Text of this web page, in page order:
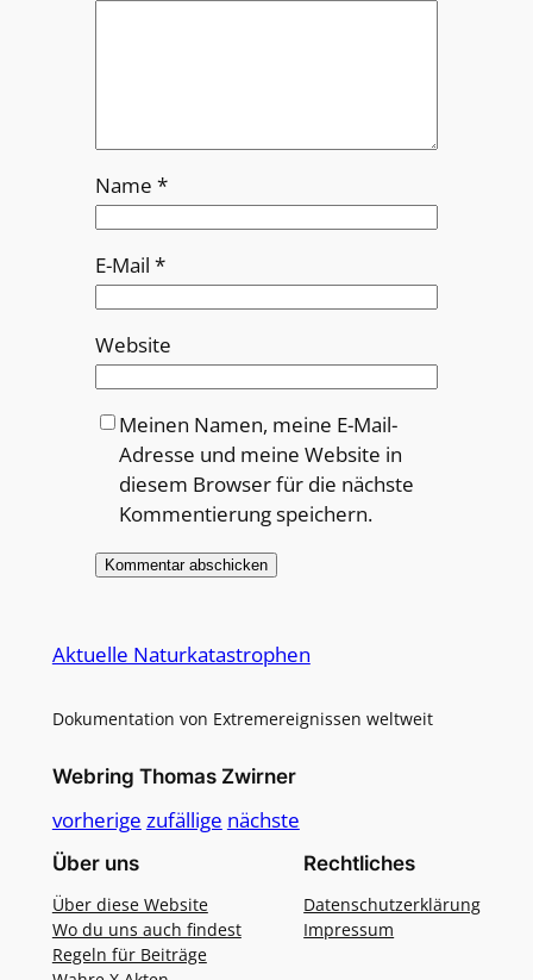
Name *
E-Mail *
Website
Meinen Namen, meine E-Mail-
Adresse und meine Website in
diesem Browser für die nächste
Kommentierung speichern.
Aktuelle Naturkatastrophen
Dokumentation von Extremereignissen weltweit
Webring Thomas Zwirner
vorherige zufällige nächste
Über uns
Über diese Website
Wo du uns auch findest
Regeln für Beiträge
Rechtliches
Datenschutzerklärung
Impressum